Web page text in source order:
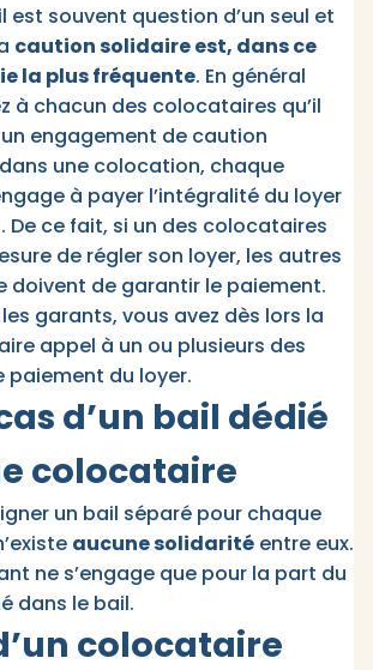
est souvent question d’un seul et
caution solidaire est, dans ce
la plus fréquente. En général
à chacun des colocataires qu’il
engagement de caution
une colocation, chaque
à payer l’intégralité du loyer
De ce fait, si un des colocataires
de régler son loyer, les autres
doivent de garantir le paiement.
garants, vous avez dès lors la
appel à un ou plusieurs des
paiement du loyer.
d’un bail dédié
colocataire
un bail séparé pour chaque
aucune solidarité entre eux.
ne s’engage que pour la part du
dans le bail.
colocataire